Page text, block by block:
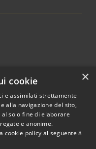
© 2026 • Comune di
×
cookie
e assimilati strettamente
alla navigazione del sito,
solo fine di elaborare
e anonime.
cookie policy al seguente8